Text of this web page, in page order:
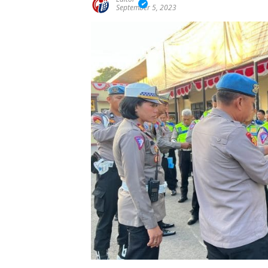
September 5, 2023